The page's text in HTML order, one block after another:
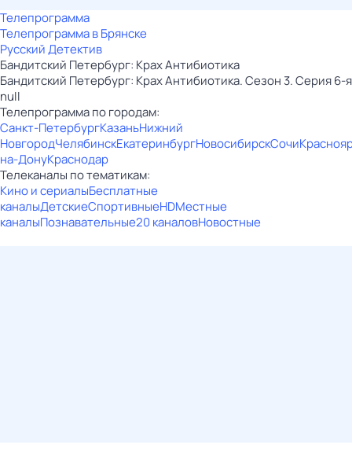
Телепрограмма
Телепрограмма в Брянске
Русский Детектив
Бандитский Петербург: Крах Антибиотика
Бандитский Петербург: Крах Антибиотика. Сезон 3. Серия 6-я
null
Телепрограмма по городам:
Санкт-ПетербургКазаньНижний
НовгородЧелябинскЕкатеринбургНовосибирскСочи
на-ДонуКраснодар
Телеканалы по тематикам:
Кино и сериалыБесплатные
каналыДетскиеСпортивныеHDМестные
каналыПознавательные20 каналовНовостные